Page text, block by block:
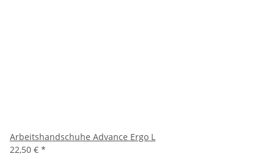
Arbeitshandschuhe Advance Ergo L
22,50 € *